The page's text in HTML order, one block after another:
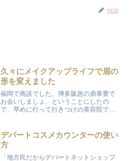
rico
久々にメイクアップライフで眉の
形を変えました
福岡で商談でした。博多阪急の鼎泰豊で
お会いしましょ、ということにしたの
で、早めに行って行きつけの美容院で髪
ました。いつもは王道美人眉にしていた
のですが、最近はストレート...
デパートコスメカウンターの使い
方
「地方民だからデパートネットショップ